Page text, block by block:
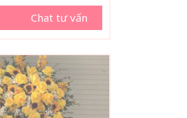
Chat tư vấn